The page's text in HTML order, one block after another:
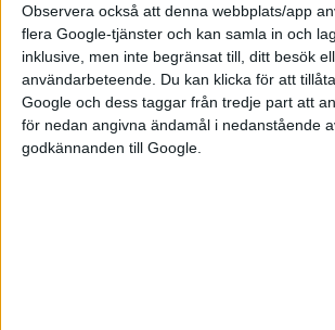
Observera också att denna webbplats/app
flera Google-tjänster och kan samla in och
inklusive, men inte begränsat till, ditt besök
användarbeteende. Du kan klicka för att
Google och dess taggar från tredje part att
för nedan angivna ändamål i nedanstående
godkännanden till Google.
konceptfordon på Caravan
Salon Düsseldorf. – Eldrift
kommer att förändra hur man
använder husbilar, säger...